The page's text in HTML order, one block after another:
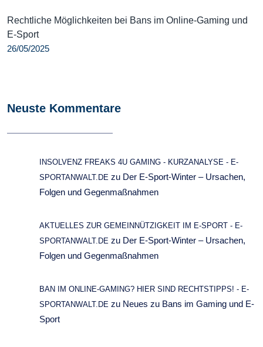
Rechtliche Möglichkeiten bei Bans im Online-Gaming und
E-Sport
26/05/2025
Neuste Kommentare
INSOLVENZ FREAKS 4U GAMING - KURZANALYSE - E-
SPORTANWALT.DE zu Der E-Sport-Winter – Ursachen,
Folgen und Gegenmaßnahmen
AKTUELLES ZUR GEMEINNÜTZIGKEIT IM E-SPORT - E-
SPORTANWALT.DE zu Der E-Sport-Winter – Ursachen,
Folgen und Gegenmaßnahmen
BAN IM ONLINE-GAMING? HIER SIND RECHTSTIPPS! - E-
SPORTANWALT.DE zu Neues zu Bans im Gaming und E-
Sport